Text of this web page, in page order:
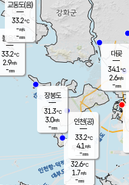
무의도
32.6℃
1.7m/s
-mm
볼음도
33.2℃
2.9m/s
-mm
장봉도
31.3℃
3.0m/s
-mm
대곶
34.1℃
2.6m/s
-mm
인천(공)
33.2℃
4.1 m/s
-mm
교동도(음)
33.2℃
-m/s
-mm